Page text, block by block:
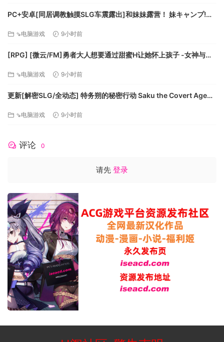
PC+安卓[同居调教触摸SLG车震露出]和妹妹露营！ 妹キャンプ!
⇘电脑游戏 9小时前
[RPG] [微云/FM]勇者大人想要通过甜蜜H让她怀上孩子 -女神与淫
⇘电脑游戏 9小时前
更新[解密SLG/全动态] 特务朔的秘密行动 Saku the Covert Agent
⇘电脑游戏 9小时前
评论 0
请先 登录